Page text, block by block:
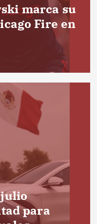
marca su
Fire en
julio
para